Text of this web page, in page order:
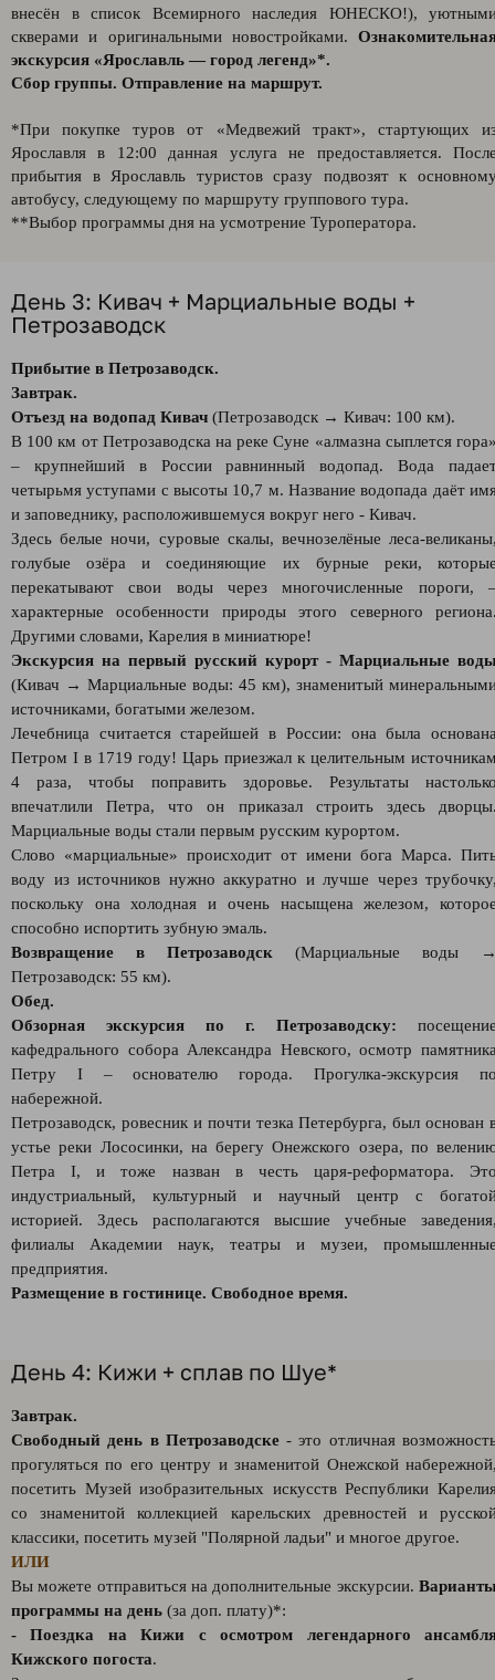
внесён в список Всемирного наследия ЮНЕСКО!),
скверами и оригинальными новостройками.
экскурсия «Ярославль — город легенд»*.
Сбор группы. Отправление на маршрут.
*При покупке туров от «Медвежий тракт», стартующих
Ярославля в 12:00 данная услуга не предоставляется.
прибытия в Ярославль туристов сразу подвозят к
автобусу, следующему по маршруту группового тура.
**Выбор программы дня на усмотрение Туроператора.
День 3: Кивач + Марциальные воды +
Петрозаводск
Прибытие в Петрозаводск.
Завтрак.
Отъезд на водопад Кивач (Петрозаводск → Кивач: 100 км).
В 100 км от Петрозаводска на реке Суне «алмазна сыплется
– крупнейший в России равнинный водопад. Вода
четырьмя уступами с высоты 10,7 м. Название водопада даёт
и заповеднику, расположившемуся вокруг него - Кивач.
Здесь белые ночи, суровые скалы, вечнозелёные леса-
голубые озёра и соединяющие их бурные реки,
перекатывают свои воды через многочисленные пороги,
характерные особенности природы этого северного
Другими словами, Карелия в миниатюре!
Экскурсия на первый русский курорт - Марциальные
(Кивач → Марциальные воды: 45 км), знаменитый
источниками, богатыми железом.
Лечебница считается старейшей в России: она была
Петром I в 1719 году! Царь приезжал к целительным
4 раза, чтобы поправить здоровье. Результаты
впечатлили Петра, что он приказал строить здесь
Марциальные воды стали первым русским курортом.
Слово «марциальные» происходит от имени бога Марса.
воду из источников нужно аккуратно и лучше через
поскольку она холодная и очень насыщена железом,
способно испортить зубную эмаль.
Возвращение в Петрозаводск (Марциальные воды
Петрозаводск: 55 км).
Обед.
Обзорная экскурсия по г. Петрозаводску:
кафедрального собора Александра Невского, осмотр
Петру I – основателю города. Прогулка-экскурсия
набережной.
Петрозаводск, ровесник и почти тезка Петербурга, был основан
устье реки Лососинки, на берегу Онежского озера, по
Петра I, и тоже назван в честь царя-реформатора.
индустриальный, культурный и научный центр с
историей. Здесь располагаются высшие учебные
филиалы Академии наук, театры и музеи,
предприятия.
Размещение в гостинице. Свободное время.
День 4: Кижи + сплав по Шуе*
Завтрак.
Свободный день в Петрозаводске- это отличная
прогуляться по его центру и знаменитой Онежской
посетить Музей изобразительных искусств Республики
со знаменитой коллекцией карельских древностей и
классики, посетить музей "Полярной ладьи" и многое другое.
ИЛИ
Вы можете отправиться на дополнительные экскурсии.
программы на день (за доп. плату)*:
-
Поездка на Кижи с осмотром легендарного
Кижского погоста.